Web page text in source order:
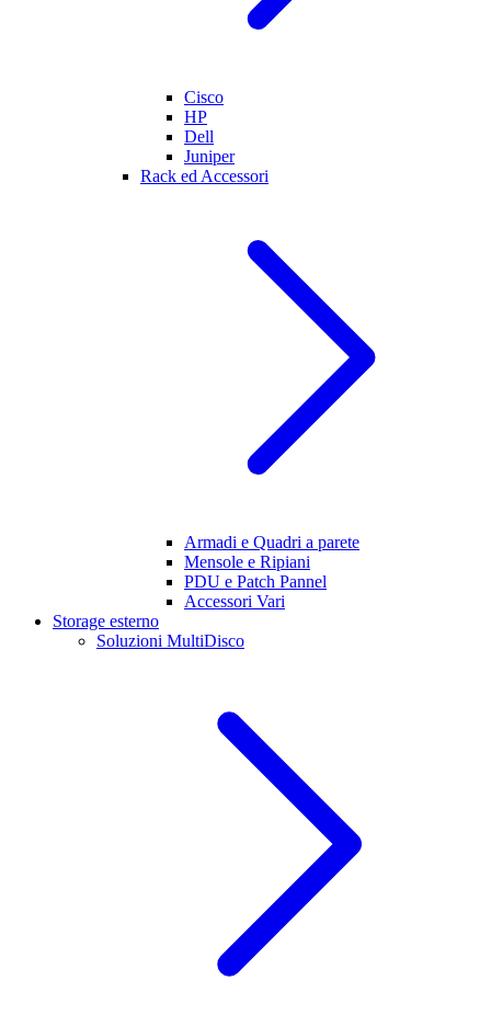
Cisco
HP
Dell
Juniper
Rack ed Accessori
Armadi e Quadri a parete
Mensole e Ripiani
PDU e Patch Pannel
Accessori Vari
Storage esterno
Soluzioni MultiDisco